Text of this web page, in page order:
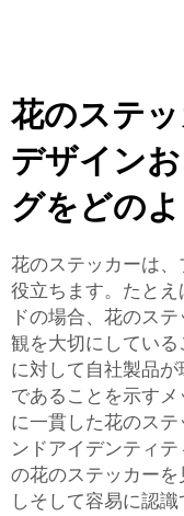
花のステ
デザイン
グをどの
花のステッカーは
役立ちます。たと
ドの場合、花のス
観を大切にしてい
に対して自社製品
であることを示す
に一貫した花のス
ンドアイデンティ
の花のステッカー
しそして容易に認